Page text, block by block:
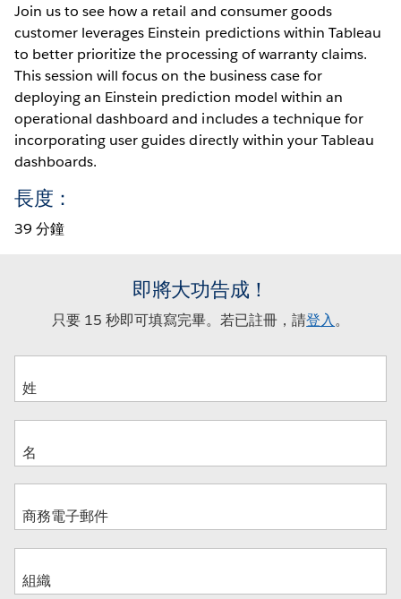
Join us to see how a retail and consumer goods
customer leverages Einstein predictions within Tableau
to better prioritize the processing of warranty claims.
This session will focus on the business case for
deploying an Einstein prediction model within an
operational dashboard and includes a technique for
incorporating user guides directly within your Tableau
dashboards.
長度：
39 分鐘
即將大功告成！
只要 15 秒即可填寫完畢。若已註冊，請登入。